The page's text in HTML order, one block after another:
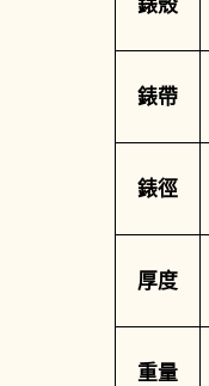
錶帶
錶徑
厚度
重量